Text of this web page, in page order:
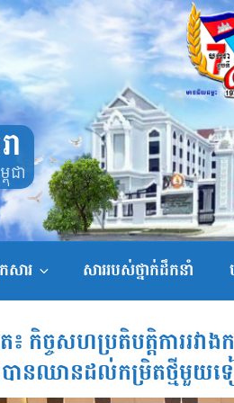
ជា
សារ សាររបស់ថ្នាក់ដឹកនាំ
កិច្ចសហប្រតិបត្តិការរវាង
ានឈានដល់កម្រិតថ្មីមួយ